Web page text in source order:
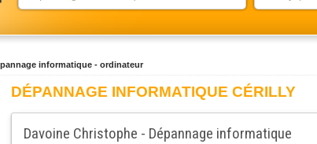
informatique - ordinateur
DÉPANNAGE INFORMATIQUE CÉRILLY
Davoine Christophe - Dépannage informatique